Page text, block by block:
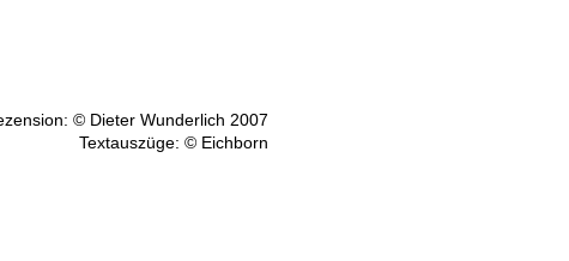
© Dieter Wunderlich 2007
Textauszüge: © Eichborn